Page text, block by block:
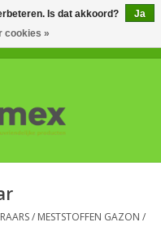
/ MESTSTOFFEN GAZON /
Is dat akkoord?
Ja
cookies »